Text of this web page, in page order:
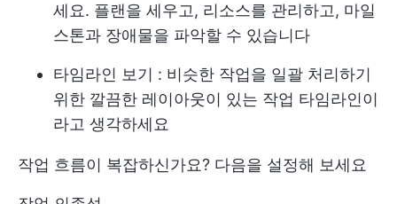
세요. 플랜을 세우고, 리소스를 관리하고, 마일
스톤과 장애물을 파악할 수 있습니다
타임라인 보기 : 비슷한 작업을 일괄 처리하기
위한 깔끔한 레이아웃이 있는 작업 타임라인이
라고 생각하세요
작업 흐름이 복잡하신가요? 다음을 설정해 보세요